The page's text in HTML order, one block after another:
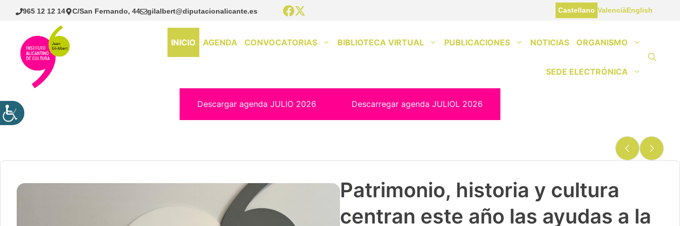
Saltar
965 12 12 14 C/San Fernando, 44 gilalbert@diputacionalicante.es Castellano ValenciàEnglish
INICIO AGENDA CONVOCATORIAS BIBLIOTECA VIRTUAL PUBLICACIONES NOTICIAS ORGANISMO
SEDE ELECTRÓNICA
Descargar agenda JULIO 2026 Descarregar agenda JULIOL 2026
Patrimonio, historia y cultura
centran este año las ayudas a la